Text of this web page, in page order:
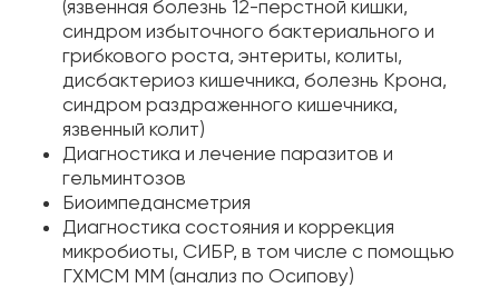
(язвенная болезнь 12-перстной кишки,
синдром избыточного бактериального и
грибкового роста, энтериты, колиты,
дисбактериоз кишечника, болезнь Крона,
синдром раздраженного кишечника,
язвенный колит)
Диагностика и лечение паразитов и
гельминтозов
Биоимпедансметрия
Диагностика состояния и коррекция
микробиоты, СИБР, в том числе с помощью
ГХМСМ ММ (анализ по Осипову)